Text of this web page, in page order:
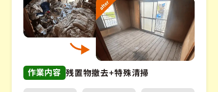
作業内容 残置物撤去+特殊清掃